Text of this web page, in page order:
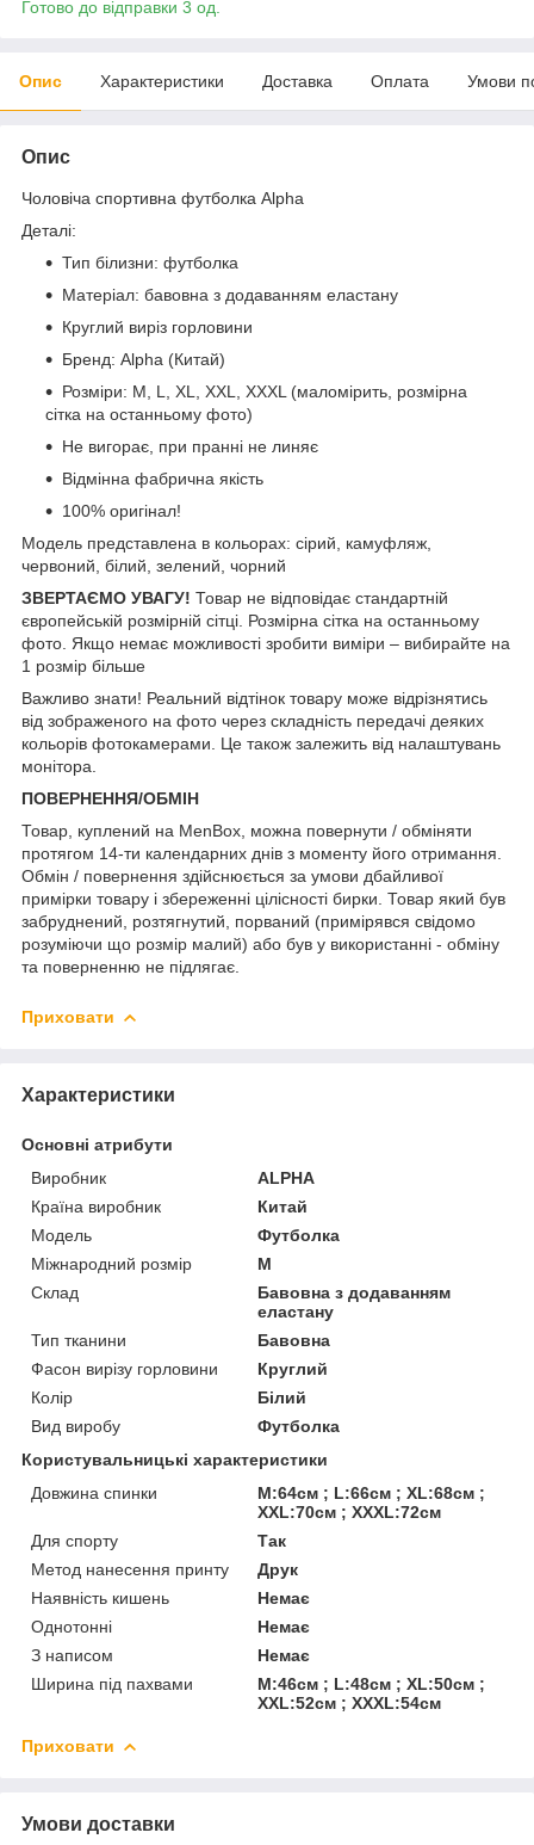
Готово до відправки 3 од.
Опис Характеристики Доставка Оплата Умови
Опис
Чоловіча спортивна футболка Alpha
Деталі:
Тип білизни: футболка
Матеріал: бавовна з додаванням еластану
Круглий виріз горловини
Бренд: Alpha (Китай)
Розміри: М, L, XL, XXL, XXXL (маломірить, розмірна
сітка на останньому фото)
Не вигорає, при пранні не линяє
Відмінна фабрична якість
100% оригінал!
Модель представлена в кольорах: сірий, камуфляж,
червоний, білий, зелений, чорний
ЗВЕРТАЄМО УВАГУ! Товар не відповідає стандартній
європейській розмірній сітці. Розмірна сітка на останньому
фото. Якщо немає можливості зробити виміри – вибирайте на
1 розмір більше
Важливо знати! Реальний відтінок товару може відрізнятись
від зображеного на фото через складність передачі деяких
кольорів фотокамерами. Це також залежить від налаштувань
монітора.
ПОВЕРНЕННЯ/ОБМІН
Товар, куплений на MenBox, можна повернути / обміняти
протягом 14-ти календарних днів з моменту його отримання.
Обмін / повернення здійснюється за умови дбайливої
примірки товару і збереженні цілісності бирки. Товар який був
забруднений, розтягнутий, порваний (примірявся свідомо
розуміючи що розмір малий) або був у використанні - обміну
та поверненню не підлягає.
Приховати
Характеристики
Основні атрибути
Виробник
ALPHA
Країна виробник
Китай
Модель
Футболка
Міжнародний розмір
M
Склад
Бавовна з додаванням
еластану
Тип тканини
Бавовна
Фасон вирізу горловини
Круглий
Колір
Білий
Вид виробу
Футболка
Користувальницькі характеристики
Довжина спинки
M:64см ; L:66см ; XL:68см ;
XXL:70см ; XXXL:72см
Для спорту
Так
Метод нанесення принту
Друк
Наявність кишень
Немає
Однотонні
Немає
З написом
Немає
Ширина під пахвами
M:46см ; L:48см ; XL:50см ;
XXL:52см ; XXXL:54см
Приховати
Умови доставки